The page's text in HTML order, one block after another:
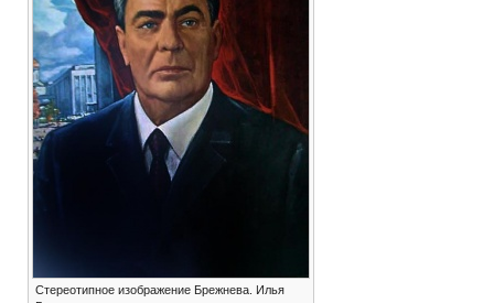
Стереотипное изображение Брежнева. Илья